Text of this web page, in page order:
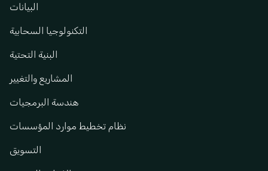
البيانات
التكنولوجيا السحابية
البنية التحتية
المشاريع والتغيير
هندسة البرمجيات
نظام تخطيط موارد المؤسسات
التسويق